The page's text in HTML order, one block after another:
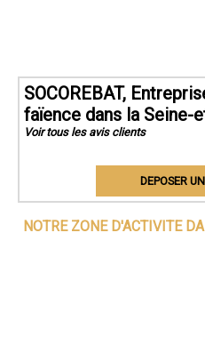
SOCOREBAT,
faïence dans la Seine-
Voir tous les avis clients
DEPOSER
NOTRE ZONE D'ACTIVITE